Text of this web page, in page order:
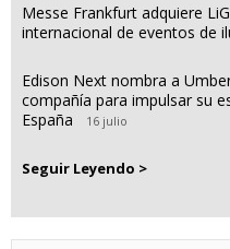
Messe Frankfurt adquiere
internacional de eventos de
Edison Next nombra a
compañía para impulsar su
España
16 julio
Seguir Leyendo >